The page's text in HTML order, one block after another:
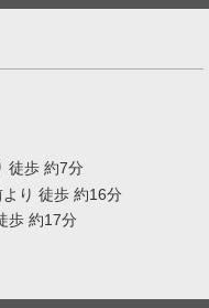
徒歩 約7分
り 徒歩 約16分
歩 約17分